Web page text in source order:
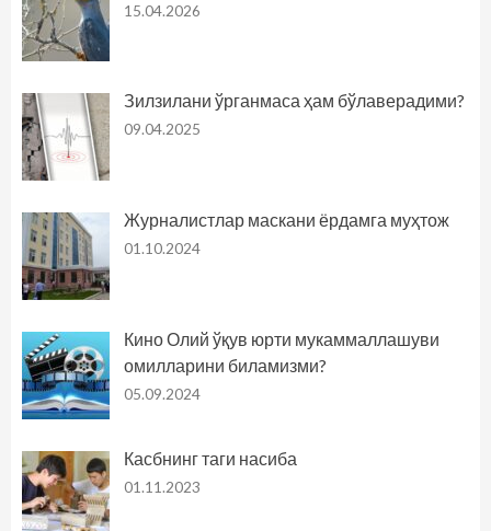
15.04.2026
Зилзилани ўрганмаса ҳам бўлаверадими?
09.04.2025
Журналистлар маскани ёрдамга муҳтож
01.10.2024
Кино Олий ўқув юрти мукаммаллашуви
омилларини биламизми?
05.09.2024
Касбнинг таги насиба
01.11.2023